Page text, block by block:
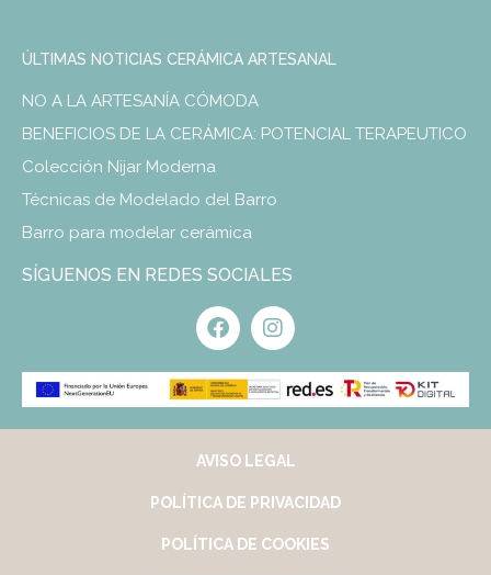
ÚLTIMAS NOTICIAS CERÁMICA ARTESANAL
NO A LA ARTESANÍA CÓMODA
BENEFICIOS DE LA CERÁMICA: POTENCIAL TERAPEUTICO
Colección Nijar Moderna
Técnicas de Modelado del Barro
Barro para modelar cerámica
SÍGUENOS EN REDES SOCIALES
AVISO LEGAL
POLÍTICA DE PRIVACIDAD
POLÍTICA DE COOKIES